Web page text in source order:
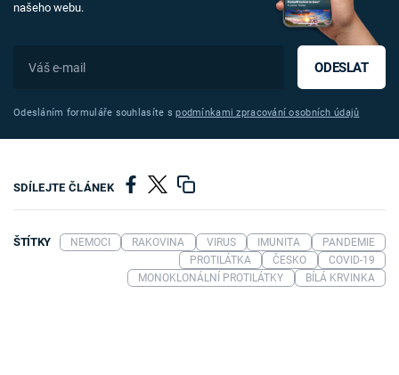
našeho webu.
ODESLAT
Odesláním formuláře souhlasíte spodmínkami zpracování osobních údajů
SDÍLEJTE ČLÁNEK
ŠTÍTKY NEMOCI RAKOVINA VIRUS IMUNITA
PANDEMIE
PROTILÁTKA
ČESKO
COVID-19
MONOKLONÁLNÍ PROTILÁTKY
BÍLÁ KRVINKA